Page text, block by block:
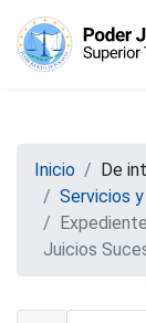
Inicio
De
Servicios
Juicios